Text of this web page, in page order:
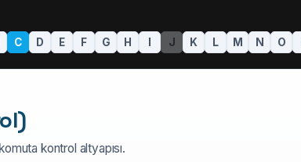
C D E F G H J K L M N O
kontrol altyapısı.